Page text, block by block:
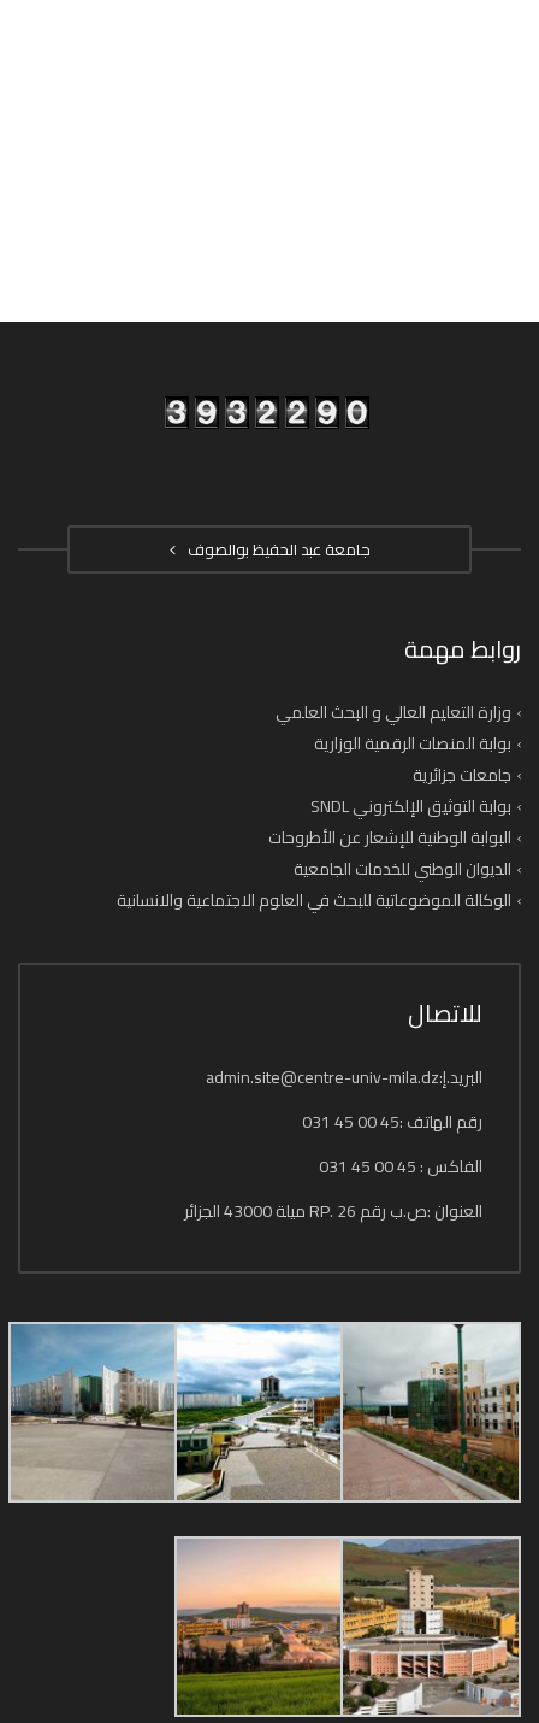
جامعة عبد الحفيظ بوالصوف
روابط مهمة
وزارة التعليم العالي و البحث العلمي
بوابة المنصات الرقمية الوزارية
جامعات جزائرية
بوابة التوثيق الإلكتروني SNDL
البوابة الوطنية للإشعار عن الأطروحات
الديوان الوطني للخدمات الجامعية
الوكالة الموضوعاتية للبحث في العلوم الاجتماعية والانسانية
للاتصال
البريد.إ:admin.site@centre-univ-mila.dz
رقم الهاتف :45 00 45 031
الفاكس : 45 00 45 031
العنوان :ص.ب رقم 26 .RP ميلة 43000 الجزائر